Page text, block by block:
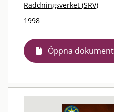
Räddningsverket (SRV)
1998
Öppna dokument